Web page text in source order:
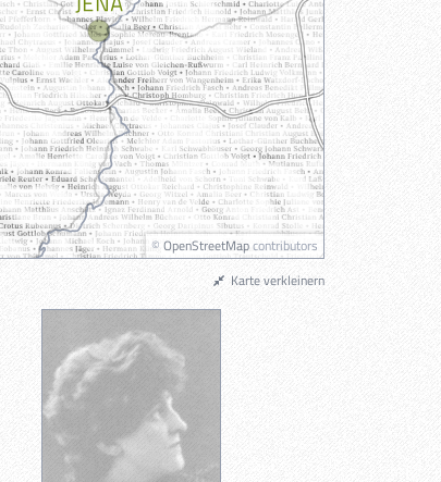
© OpenStreetMapcontributors
Karte verkleinern